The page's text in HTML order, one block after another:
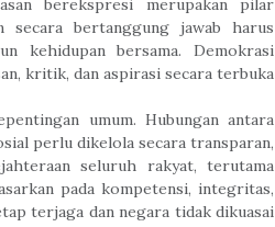
secara bertanggung jawab harus
kehidupan bersama. Demokrasi
kritik, dan aspirasi secara terbuka
umum. Hubungan antara
perlu dikelola secara transparan,
seluruh rakyat, terutama
pada kompetensi, integritas,
terjaga dan negara tidak dikuasai